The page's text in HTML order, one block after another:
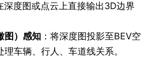
深度图或点云上直接输出3D边界
图）感知 ：将深度图投影至BEV空
理车辆、行人、车道线关系。